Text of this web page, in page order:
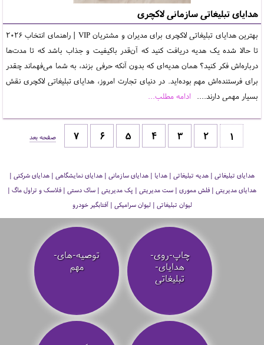
هدایای تبلیغاتی سازمانی لاکچری
بهترین هدایای تبلیغاتی لاکچری برای مدیران و مشتریان VIP | راهنمای انتخاب 2026
تا حالا شده یک هدیه دریافت کنید که آن‌قدر باکیفیت و جذاب باشد که تا مدت‌ها
درباره‌اش فکر کنید؟ همان هدیه‌ای که بدون آنکه حرفی بزند، به شما می‌فهماند چقدر
برای فرستنده‌اش مهم بوده‌اید. در دنیای تجارت امروز، هدایای تبلیغاتی لاکچری نقش
بسیار مهمی دارند.... ادامه مطلب...
1 صفحه بعد
هدایای تبلیغاتی | هدیه تبلیغاتی | هدایا | هدایای سازمانی | هدایای نمایشگاهی | هدایای شرکتی |
هدایای مدیریتی | فلش مموری | ست مدیریتی | پک مدیریتی | ساک دستی | فلاسک و تراول ماگ |
لیوان تبلیغاتی | لیوان سرامیکی | آفتابگیر خودرو
چاپ-روی-
هدایای-
تبلیغاتی
توصیه‌-های-
مهم